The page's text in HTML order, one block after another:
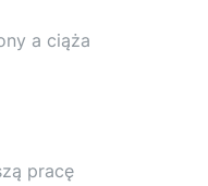
a ciąża
pracę